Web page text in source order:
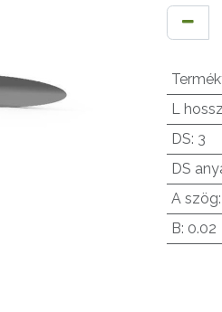
L hossz
DS: 3
DS
A szög:
B: 0.02